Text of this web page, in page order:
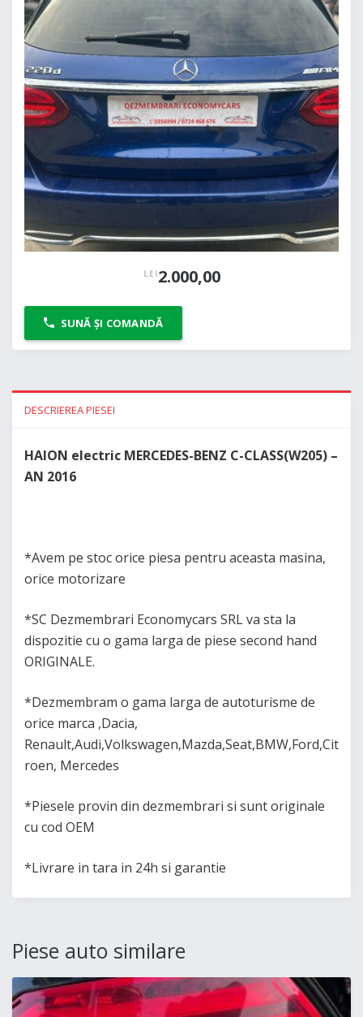
🔍
LEI2.000,00
SUNĂ ȘI COMANDĂ
DESCRIEREA PIESEI
HAION electric MERCEDES-BENZ C-CLASS(W205) –
AN 2016
*Avem pe stoc orice piesa pentru aceasta masina,
orice motorizare
*SC Dezmembrari Economycars SRL va sta la
dispozitie cu o gama larga de piese second hand
ORIGINALE.
*Dezmembram o gama larga de autoturisme de
orice marca ,Dacia,
Renault,Audi,Volkswagen,Mazda,Seat,BMW,Ford,Cit
roen, Mercedes
*Piesele provin din dezmembrari si sunt originale
cu cod OEM
*Livrare in tara in 24h si garantie
Piese auto similare